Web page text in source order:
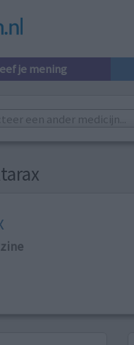
je mening
een ander medicijn...